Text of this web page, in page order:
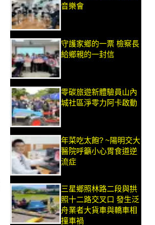
音樂會
守護家鄉的一票 檢察長
給鄉親的一封信
零碳旅遊新體驗員山內
城社區淨零力阿卡啟動
年菜吃太飽? ~陽明交大
醫院呼籲小心胃食道逆
流症
三星鄉照林路二段與拱
照十二路交叉口 發生泛
舟業者大貨車與轎車相
撞車禍